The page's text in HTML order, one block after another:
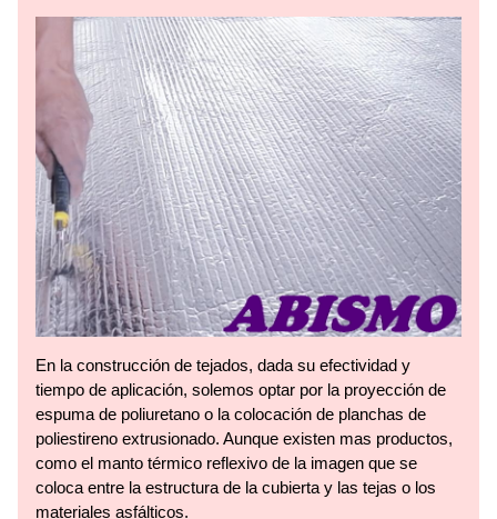
En la construcción de tejados, dada su efectividad y
tiempo de aplicación, solemos optar por la proyección de
espuma de poliuretano o la colocación de planchas de
poliestireno extrusionado. Aunque existen mas productos,
como el manto térmico reflexivo de la imagen que se
coloca entre la estructura de la cubierta y las tejas o los
materiales asfálticos.